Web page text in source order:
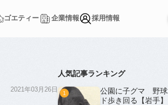
ゴエティー
企業情報
採用情報
2021年03月26日
人気記事ランキング
1
公園に子グマ 野球
ド歩き回る【岩手】